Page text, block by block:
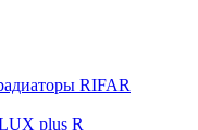
RIFAR
plus R